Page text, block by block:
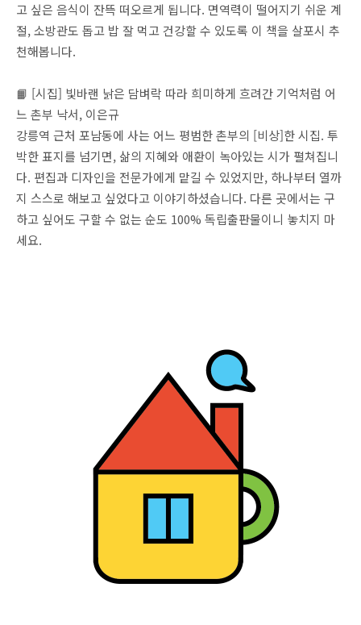
고 싶은 음식이 잔뜩 떠오르게 됩니다. 면역력이 떨어지기 쉬운 계
절, 소방관도 돕고 밥 잘 먹고 건강할 수 있도록 이 책을 살포시 추
천해봅니다.
📙 [시집] 빛바랜 낡은 담벼락 따라 희미하게 흐려간 기억처럼 어
느 촌부 낙서, 이은규
강릉역 근처 포남동에 사는 어느 평범한 촌부의 [비상]한 시집. 투
박한 표지를 넘기면, 삶의 지혜와 애환이 녹아있는 시가 펼쳐집니
다. 편집과 디자인을 전문가에게 맡길 수 있었지만, 하나부터 열까
지 스스로 해보고 싶었다고 이야기하셨습니다. 다른 곳에서는 구
하고 싶어도 구할 수 없는 순도 100% 독립출판물이니 놓치지 마
세요.